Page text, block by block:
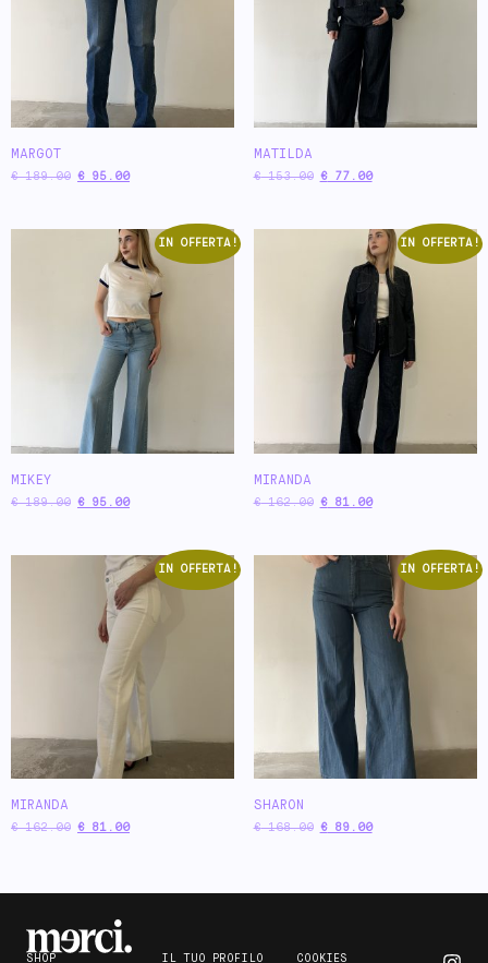
MARGOT
€189.00 € 95.00
MATILDA
€153.00 €77.00
IN OFFERTA!
MIKEY
€189.00 € 95.00
IN OFFERTA!
MIRANDA
€162.00 €81.00
IN OFFERTA!
MIRANDA
€162.00 € 81.00
IN OFFERTA!
SHARON
€168.00 €89.00
SHOP IL TUO PROFILO COOKIES